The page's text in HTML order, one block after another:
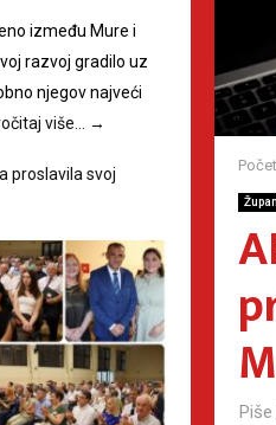
Piše
između Mure i
razvoj gradilo uz
njegov najveći
više… →
proslavila svoj